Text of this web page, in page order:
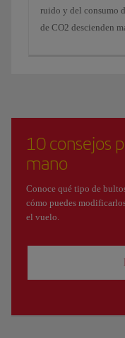
ruido y del consumo
de CO2 descienden
10 consejos
mano
Conoce qué tipo de
cómo puedes
el vuelo.